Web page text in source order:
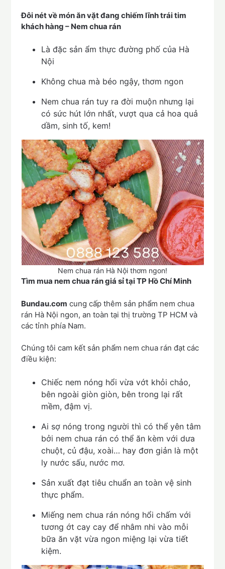
Đôi nét về món ăn vặt đang chiếm lĩnh trái tim
khách hàng – Nem chua rán
Là đặc sản ẩm thực đường phố của Hà
Nội
Không chua mà béo ngậy, thơm ngon
Nem chua rán tuy ra đời muộn nhưng lại
có sức hút lớn nhất, vượt qua cả hoa quả
dầm, sinh tố, kem!
Nem chua rán Hà Nội thơm ngon!
Tìm mua nem chua rán giá sỉ tại TP Hồ Chí Minh
Bundau.com cung cấp thêm sản phẩm nem chua
rán Hà Nội ngon, an toàn tại thị trường TP HCM và
các tỉnh phía Nam.
️Chúng tôi cam kết sản phẩm nem chua rán đạt các
điều kiện:
Chiếc nem nóng hổi vừa vớt khỏi chảo,
bên ngoài giòn giòn, bên trong lại rất
mềm, đậm vị.
Ai sợ nóng trong người thì có thể yên tâm
bởi nem chua rán có thể ăn kèm với dưa
chuột, củ đậu, xoài… hay đơn giản là một
ly nước sấu, nước mơ.
Sản xuất đạt tiêu chuẩn an toàn vệ sinh
thực phẩm.
Miếng nem chua rán nóng hổi chấm với
tương ớt cay cay để nhâm nhi vào mỗi
bữa ăn vặt vừa ngon miệng lại vừa tiết
kiệm.